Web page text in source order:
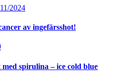
2024
av ingefärsshot!
spirulina – ice cold blue